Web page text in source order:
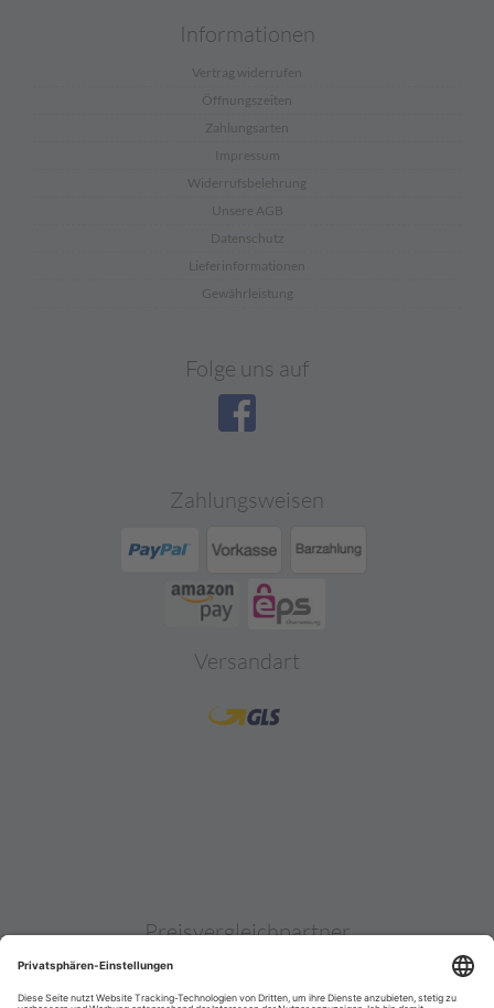
Informationen
Vertrag widerrufen
Öffnungszeiten
Zahlungsarten
Impressum
Widerrufsbelehrung
Unsere AGB
Datenschutz
Lieferinformationen
Gewährleistung
Folge uns auf
Zahlungsweisen
Versandart
Preisvergleichpartner